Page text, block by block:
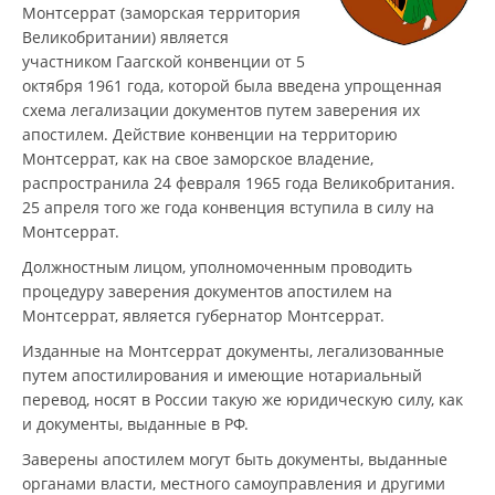
Монтсеррат (заморская территория
Великобритании) является
участником Гаагской конвенции от 5
октября 1961 года, которой была введена упрощенная
схема легализации документов путем заверения их
апостилем. Действие конвенции на территорию
Монтсеррат, как на свое заморское владение,
распространила 24 февраля 1965 года Великобритания.
25 апреля того же года конвенция вступила в силу на
Монтсеррат.
Должностным лицом, уполномоченным проводить
процедуру заверения документов апостилем на
Монтсеррат, является губернатор Монтсеррат.
Изданные на Монтсеррат документы, легализованные
путем апостилирования и имеющие нотариальный
перевод, носят в России такую же юридическую силу, как
и документы, выданные в РФ.
Заверены апостилем могут быть документы, выданные
органами власти, местного самоуправления и другими